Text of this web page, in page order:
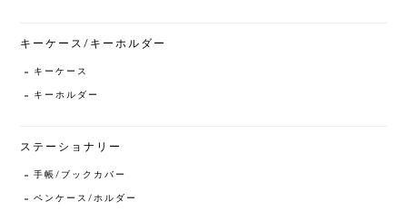
キーケース/キーホルダー
キーケース
キーホルダー
ステーショナリー
手帳/ブックカバー
ペンケース/ホルダー